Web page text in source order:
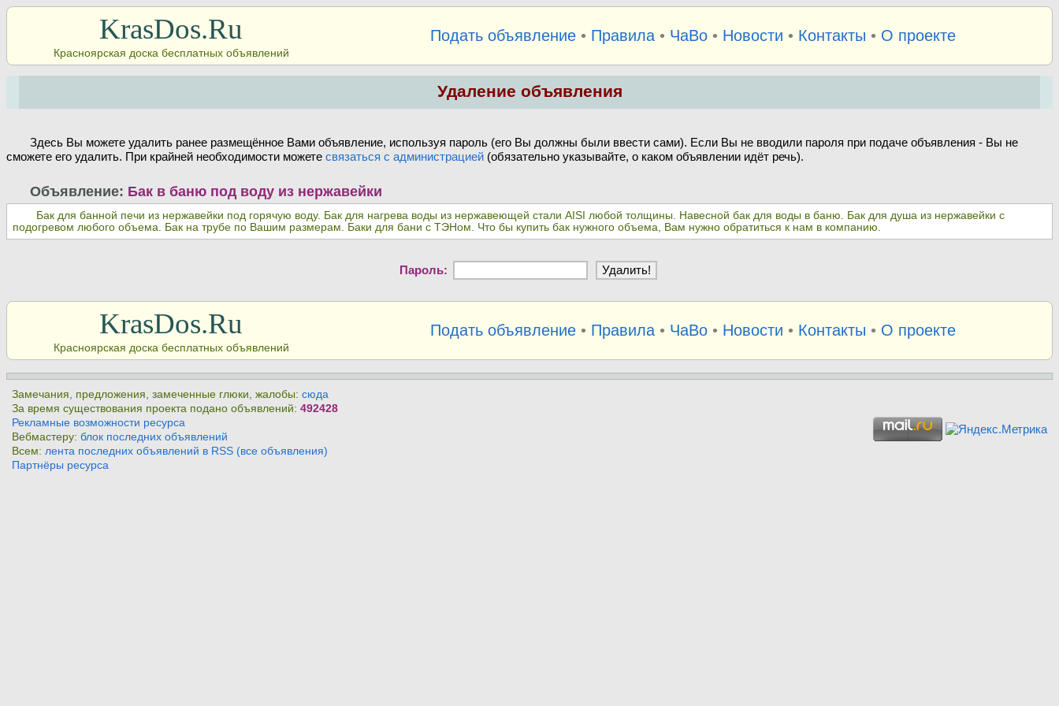
KrasDos.Ru
Красноярская доска бесплатных объявлений
Подать объявление• Правила• ЧаВо• Новости • Контакты • О проекте
Удаление объявления
Здесь Вы можете удалить ранее размещённое Вами объявление, используя пароль (его Вы должны были ввести сами). Если Вы не вводили пароля при подаче объявления - Вы не
сможете его удалить. При крайней необходимости можете связаться с администрацией(обязательно указывайте, о каком объявлении идёт речь).
Объявление: Бак в баню под воду из нержавейки
Бак для банной печи из нержавейки под горячую воду. Бак для нагрева воды из нержавеющей стали AISI любой толщины. Навесной бак для воды в баню. Бак для душа из нержавейки с
подогревом любого объема. Бак на трубе по Вашим размерам. Баки для бани с ТЭНом. Что бы купить бак нужного объема, Вам нужно обратиться к нам в компанию.
Пароль:
KrasDos.Ru
Красноярская доска бесплатных объявлений
Подать объявление• Правила• ЧаВо• Новости • Контакты • О проекте
Замечания, предложения, замеченные глюки, жалобы: сюда
За время существования проекта подано объявлений: 492428
Рекламные возможности ресурса
Вебмастеру: блок последних объявлений
Всем: лента последних объявлений в RSS (все объявления)
Партнёры ресурса